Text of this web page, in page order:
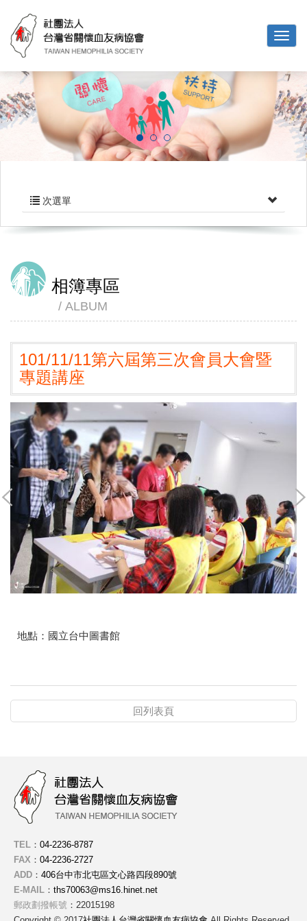
次選單
相簿專區
ALBUM
101/11/11第六屆第三次會員大會暨
專題講座
地點：國立台中圖書館
回列表頁
TEL ： 04-2236-8787
FAX ： 04-2236-2727
ADD ： 406台中市北屯區文心路四段890號
E-MAIL ： ths70063@ms16.hinet.net
郵政劃撥帳號 ：22015198